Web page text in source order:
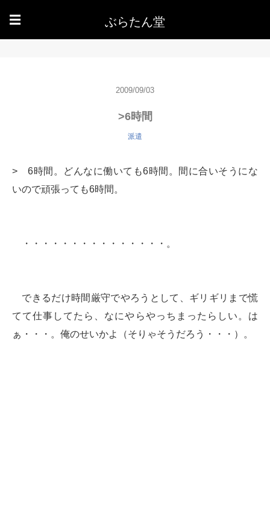
☰ ぶらたん堂
2009/09/03
>6時間
派遣
> 6時間。どんなに働いても6時間。間に合いそうにな
いので頑張っても6時間。
・・・・・・・・・・・・・・・。
できるだけ時間厳守でやろうとして、ギリギリまで慌
てて仕事してたら、なにやらやっちまったらしい。は
ぁ・・・。俺のせいかよ（そりゃそうだろう・・・）。